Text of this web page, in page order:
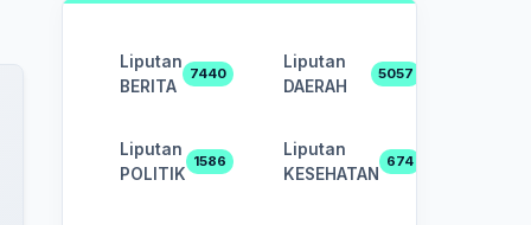
Liputan
BERITA
7440
Liputan
DAERAH
5057
Liputan
POLITIK
1586
Liputan
KESEHATAN
674